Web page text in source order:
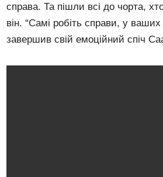
справа. Та пішли всі до чорта,
він. “Самі робіть справи, у ваших
завершив свій емоційний спіч